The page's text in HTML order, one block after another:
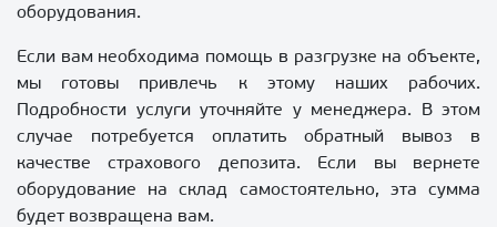
оборудования.
Если вам необходима помощь в разгрузке на объекте,
мы готовы привлечь к этому наших рабочих.
Подробности услуги уточняйте у менеджера. В этом
случае потребуется оплатить обратный вывоз в
качестве страхового депозита. Если вы вернете
оборудование на склад самостоятельно, эта сумма
будет возвращена вам.